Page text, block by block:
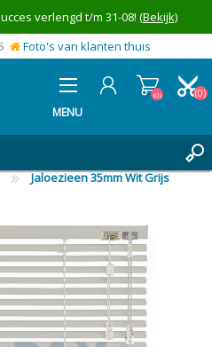
verlengd t/m 31-08! (Bekijk)
Foto's van klanten thuis
MENU
(0)
(0)
Jaloezieen 35mm Wit Grijs